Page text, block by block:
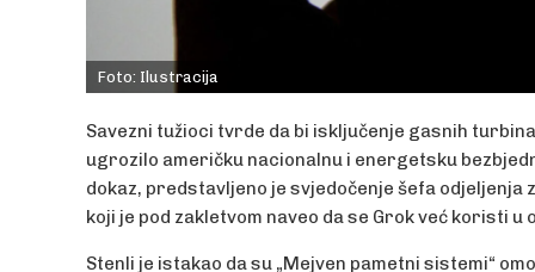
Foto: Ilustracija
Savezni tužioci tvrde da bi isključenje gasnih
ugrozilo američku nacionalnu i energetsku
dokaz, predstavljeno je svjedočenje šefa odjeljenja
koji je pod zakletvom naveo da se Grok već koristi u
Stenli je istakao da su „Mejven pametni sistemi“